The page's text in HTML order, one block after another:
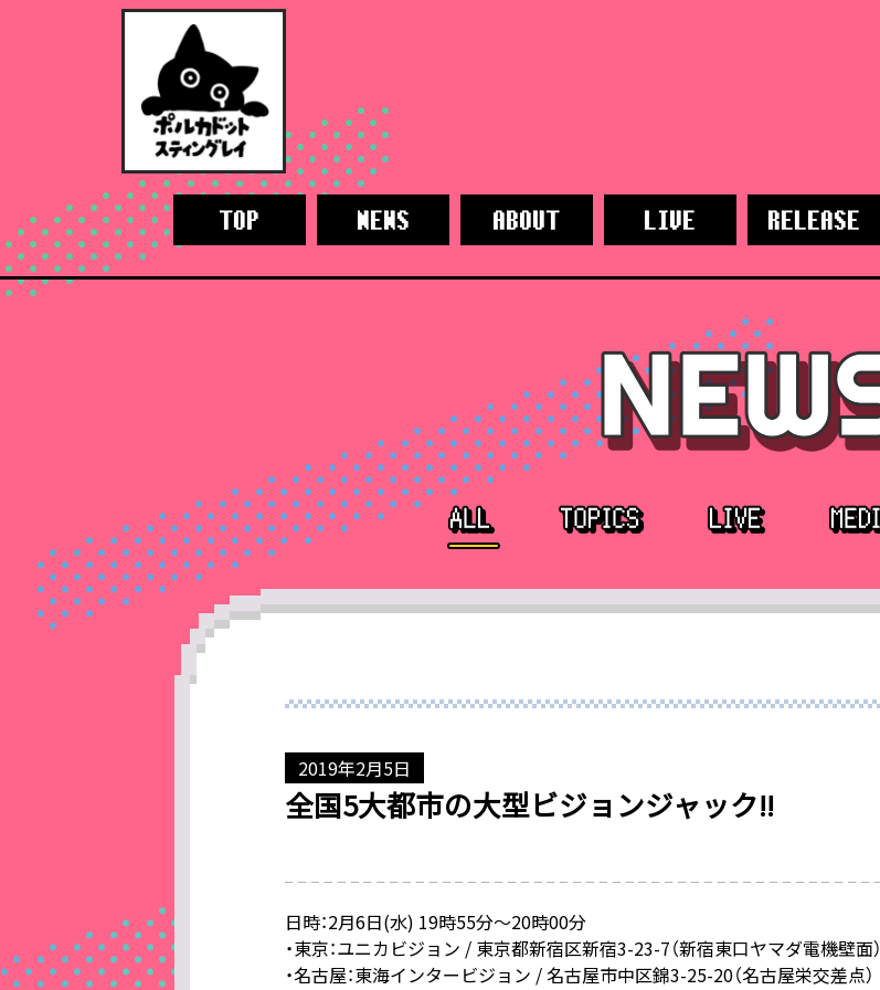
2019年2月5日
全国5大都市の大型ビジョンジャック!!
日時：2月6日(水) 19時55分〜20時00分
・東京：ユニカビジョン / 東京都新宿区新宿3-23-7（新宿東口ヤマダ電機壁面）
・名古屋：東海インタービジョン / 名古屋市中区錦3-25-20（名古屋栄交差点）